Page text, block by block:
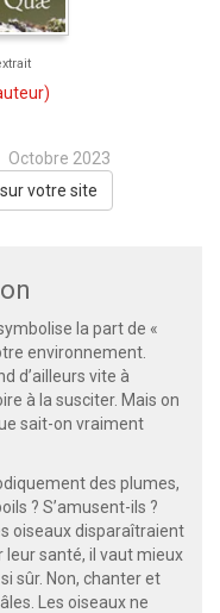
Octobre 2023
votre site
la part de «
environnement.
d’ailleurs vite à
à la susciter. Mais on
sait-on vraiment
des plumes,
? S’amusent-ils ?
oiseaux disparaîtraient
leur santé, il vaut mieux
sûr. Non, chanter et
Les oiseaux ne